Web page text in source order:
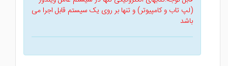
(لپ تاب و کامپیوتر) و تنها بر روی یک سیستم قابل اجرا می
باشد